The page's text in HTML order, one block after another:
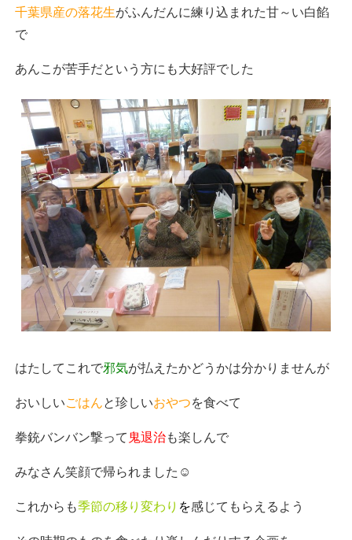
千葉県産の落花生がふんだんに練り込まれた甘～い白餡
で
あんこが苦手だという方にも大好評でした
はたしてこれで邪気が払えたかどうかは分かりませんが
おいしいごはんと珍しいおやつを食べて
拳銃バンバン撃って 鬼退治も楽しんで
みなさん笑顔で帰られました☺
これからも季節の移り変わり を感じてもらえるよう